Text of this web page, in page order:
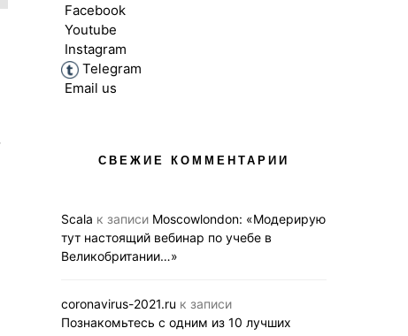
СРЕДНЕЕ ОБРАЗОВАНИЕ В UK
выставка британского
образования 29 и 30
сентября
Facebook
Youtube
Instagram
Telegram
Email us
СВЕЖИЕ КОММЕНТАРИИ
Scala к записи Moscowlondon: «Модерирую
тут настоящий вебинар по учебе в
Великобритании…»
coronavirus-2021.ru к записи
Познакомьтесь с одним из 10 лучших